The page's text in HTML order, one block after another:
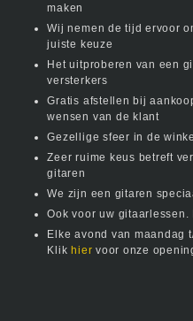
maken
Wij nemen de tijd ervoor
juiste keuze
Het uitproberen van een
versterkers
Gratis afstellen bij
wensen van de klant
Gezellige sfeer in de winkel
Zeer ruime keus betreft
gitaren
We zijn een gitaren
Ook voor uw gitaarlessen.
Elke avond van maandag
Klik hier voor onze